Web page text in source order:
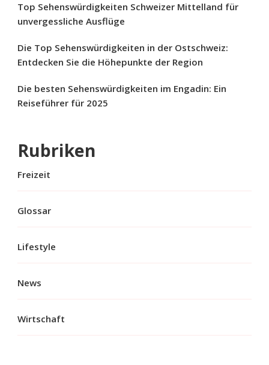
Top Sehenswürdigkeiten Schweizer Mittelland für
unvergessliche Ausflüge
Die Top Sehenswürdigkeiten in der Ostschweiz:
Entdecken Sie die Höhepunkte der Region
Die besten Sehenswürdigkeiten im Engadin: Ein
Reiseführer für 2025
Rubriken
Freizeit
Glossar
Lifestyle
News
Wirtschaft